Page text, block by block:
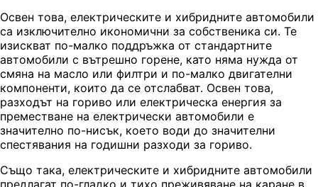
Освен това, електрическите и хибридните автомобили
са изключително икономични за собственика си. Те
изискват по-малко поддръжка от стандартните
автомобили с вътрешно горене, като няма нужда от
смяна на масло или филтри и по-малко двигателни
компоненти, които да се отслабват. Освен това,
разходът на гориво или електрическа енергия за
преместване на електрически автомобили е
значително по-нисък, което води до значителни
спестявания на годишни разходи за гориво.
Също така, електрическите и хибридните автомобили